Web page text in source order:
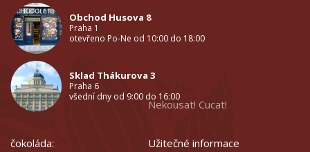
Obchod Husova 8
Praha 1
otevřeno Po-Ne od 10:00 do 18:00
Sklad Thákurova 3
Praha 6
všední dny od 9:00 do 16:00
čokoláda:
Nekousat! Cucat!
Užitečné informace